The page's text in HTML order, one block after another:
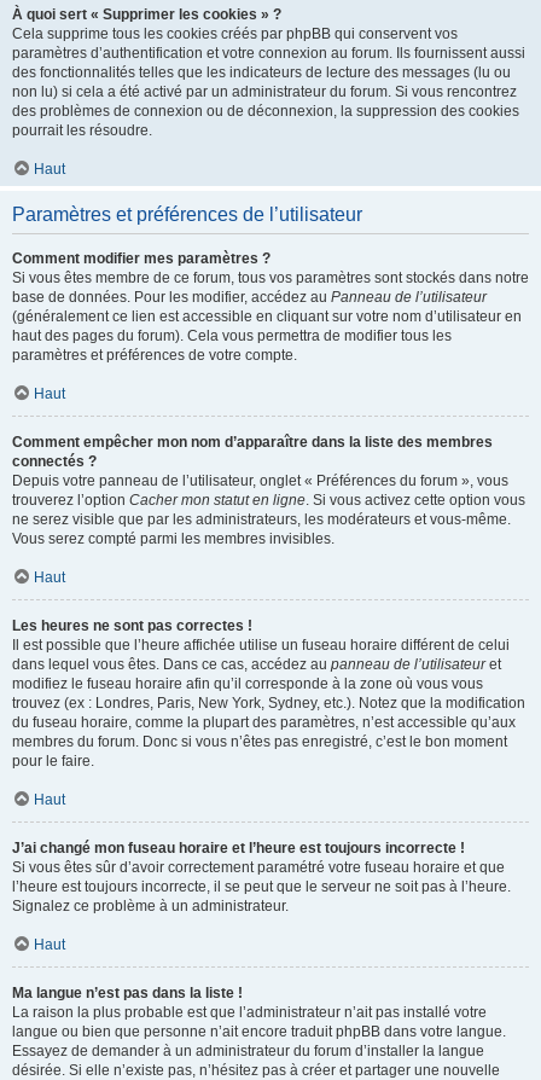
À quoi sert « Supprimer les cookies » ?
Cela supprime tous les cookies créés par phpBB qui conservent vos
paramètres d’authentification et votre connexion au forum. Ils fournissent aussi
des fonctionnalités telles que les indicateurs de lecture des messages (lu ou
non lu) si cela a été activé par un administrateur du forum. Si vous rencontrez
des problèmes de connexion ou de déconnexion, la suppression des cookies
pourrait les résoudre.
Haut
Paramètres et préférences de l’utilisateur
Comment modifier mes paramètres ?
Si vous êtes membre de ce forum, tous vos paramètres sont stockés dans notre
base de données. Pour les modifier, accédez au Panneau de l’utilisateur
(généralement ce lien est accessible en cliquant sur votre nom d’utilisateur en
haut des pages du forum). Cela vous permettra de modifier tous les
paramètres et préférences de votre compte.
Haut
Comment empêcher mon nom d’apparaître dans la liste des membres
connectés ?
Depuis votre panneau de l’utilisateur, onglet « Préférences du forum », vous
trouverez l’option Cacher mon statut en ligne. Si vous activez cette option vous
ne serez visible que par les administrateurs, les modérateurs et vous-même.
Vous serez compté parmi les membres invisibles.
Haut
Les heures ne sont pas correctes !
Il est possible que l’heure affichée utilise un fuseau horaire différent de celui
dans lequel vous êtes. Dans ce cas, accédez au panneau de l’utilisateuret
modifiez le fuseau horaire afin qu’il corresponde à la zone où vous vous
trouvez (ex : Londres, Paris, New York, Sydney, etc.). Notez que la modification
du fuseau horaire, comme la plupart des paramètres, n’est accessible qu’aux
membres du forum. Donc si vous n’êtes pas enregistré, c’est le bon moment
pour le faire.
Haut
J’ai changé mon fuseau horaire et l’heure est toujours incorrecte !
Si vous êtes sûr d’avoir correctement paramétré votre fuseau horaire et que
l’heure est toujours incorrecte, il se peut que le serveur ne soit pas à l’heure.
Signalez ce problème à un administrateur.
Haut
Ma langue n’est pas dans la liste !
La raison la plus probable est que l’administrateur n’ait pas installé votre
langue ou bien que personne n’ait encore traduit phpBB dans votre langue.
Essayez de demander à un administrateur du forum d’installer la langue
désirée. Si elle n’existe pas, n’hésitez pas à créer et partager une nouvelle